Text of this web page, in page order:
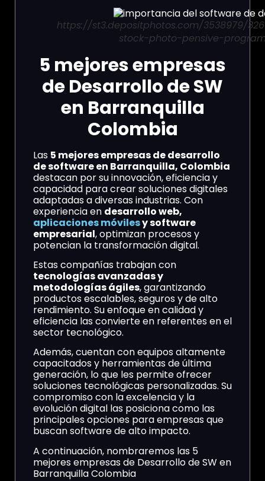
https://st3.depositphotos.com/3538979/
stock-photo-pensive-
5 mejores empresas
de Desarrollo de SW
en Barranquilla
Colombia
Las 5 mejores empresas de desarrollo
de software en Barranquilla, Colombia
destacan por su innovación, eficiencia y
capacidad para crear soluciones digitales
adaptadas a diversas industrias. Con
experiencia en desarrollo web,
aplicaciones móvilesy software
empresarial, optimizan procesos y
potencian la transformación digital.
Estas compañías trabajan con
tecnologías avanzadas y
metodologías ágiles, garantizando
productos escalables, seguros y de alto
rendimiento. Su enfoque en calidad y
eficiencia las convierte en referentes en el
sector tecnológico.
Además, cuentan con equipos altamente
capacitados y herramientas de última
generación, lo que les permite ofrecer
soluciones tecnológicas personalizadas. Su
compromiso con la excelencia y la
evolución digital las posiciona como las
principales opciones para empresas que
buscan software de alto impacto.
A continuación, nombraremos las 5
mejores empresas de Desarrollo de SW en
Barranquilla Colombia